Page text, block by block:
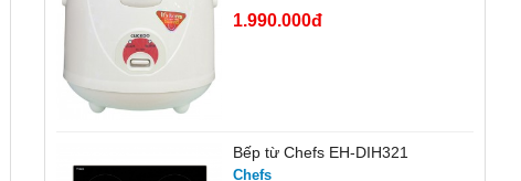
1.990.000đ
Bếp từ Chefs EH-DIH321
Chefs